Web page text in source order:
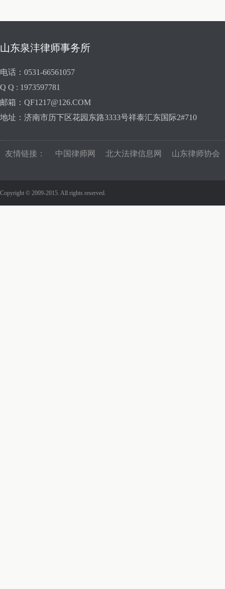
山东泉沣律师事务所
电话：0531-66561057
Q Q : 1973597781
邮箱：QF1217@126.COM
地址：济南市历下区花园东路3333号祥泰汇东国际2#710
友情链接： 中国律师网 北大法律信息网 山东律师协会
Copyright © 2009-2015. All rights reserved.